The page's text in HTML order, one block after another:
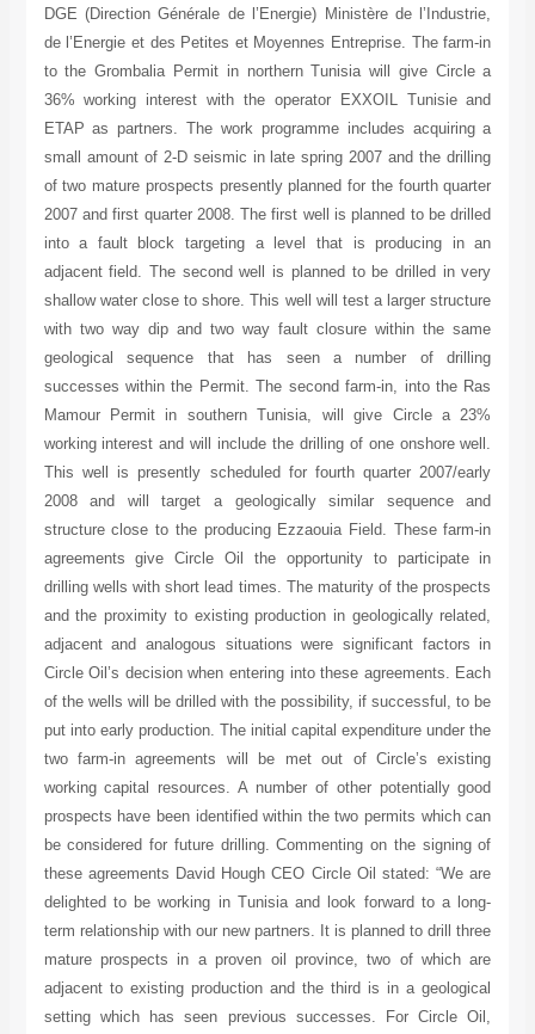
DGE (Direction Générale de l’Energie) Ministère de l’Industrie,
de l’Energie et des Petites et Moyennes Entreprise. The farm-in
to the Grombalia Permit in northern Tunisia will give Circle a
36% working interest with the operator EXXOIL Tunisie and
ETAP as partners. The work programme includes acquiring a
small amount of 2-D seismic in late spring 2007 and the drilling
of two mature prospects presently planned for the fourth quarter
2007 and first quarter 2008. The first well is planned to be drilled
into a fault block targeting a level that is producing in an
adjacent field. The second well is planned to be drilled in very
shallow water close to shore. This well will test a larger structure
with two way dip and two way fault closure within the same
geological sequence that has seen a number of drilling
successes within the Permit. The second farm-in, into the Ras
Mamour Permit in southern Tunisia, will give Circle a 23%
working interest and will include the drilling of one onshore well.
This well is presently scheduled for fourth quarter 2007/early
2008 and will target a geologically similar sequence and
structure close to the producing Ezzaouia Field. These farm-in
agreements give Circle Oil the opportunity to participate in
drilling wells with short lead times. The maturity of the prospects
and the proximity to existing production in geologically related,
adjacent and analogous situations were significant factors in
Circle Oil’s decision when entering into these agreements. Each
of the wells will be drilled with the possibility, if successful, to be
put into early production. The initial capital expenditure under the
two farm-in agreements will be met out of Circle’s existing
working capital resources. A number of other potentially good
prospects have been identified within the two permits which can
be considered for future drilling. Commenting on the signing of
these agreements David Hough CEO Circle Oil stated: “We are
delighted to be working in Tunisia and look forward to a long-
term relationship with our new partners. It is planned to drill three
mature prospects in a proven oil province, two of which are
adjacent to existing production and the third is in a geological
setting which has seen previous successes. For Circle Oil,